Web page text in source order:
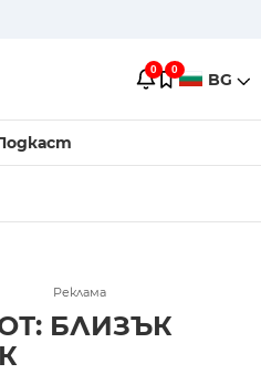
0 0 BG
Реклама
БЛИЗЪК